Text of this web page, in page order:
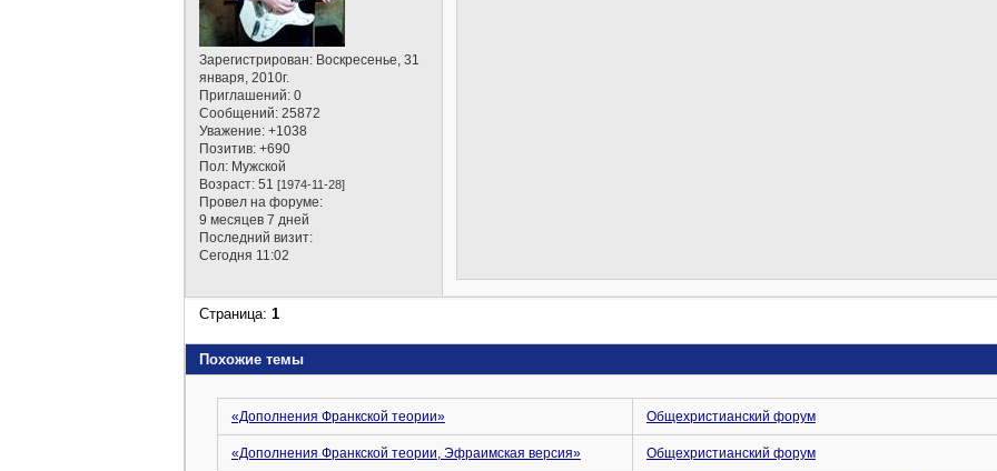
Зарегистрирован: Воскресенье, 31
января, 2010г.
Приглашений: 0
Сообщений: 25872
Уважение: +1038
Позитив: +690
Пол: Мужской
Возраст: 51[1974-11-28]
Провел на форуме:
9 месяцев 7 дней
Последний визит:
Сегодня 11:02
Страница:1
Похожие темы
«Дополнения Франкской теории» Общехристианский форум
«Дополнения Франкской теории, Эфраимская версия» Общехристианский форум